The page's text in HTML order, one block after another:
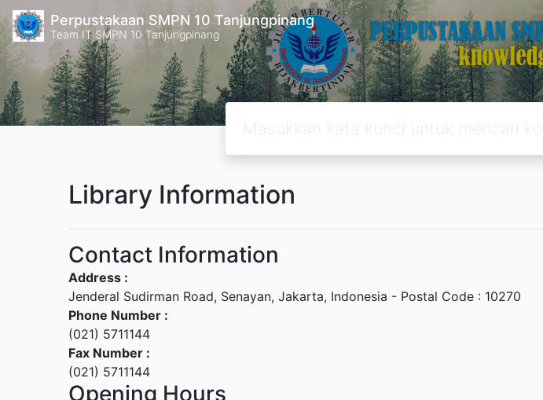
Perpustakaan SMPN 10 Tanjungpinang
Team IT SMPN 10 Tanjungpinang
Library Information
Contact Information
Address :
Jenderal Sudirman Road, Senayan, Jakarta, Indonesia - Postal Code : 10270
Phone Number :
(021) 5711144
Fax Number :
(021) 5711144
Opening Hours